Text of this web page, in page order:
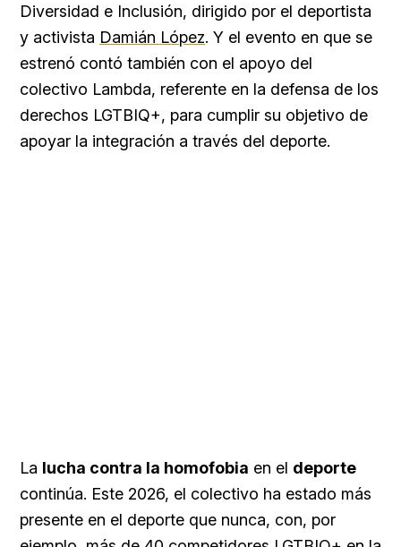
Diversidad e Inclusión, dirigido por el deportista
y activista Damián López. Y el evento en que se
estrenó contó también con el apoyo del
colectivo Lambda, referente en la defensa de los
derechos LGTBIQ+, para cumplir su objetivo de
apoyar la integración a través del deporte.
La lucha contra la homofobia en el deporte
continúa. Este 2026, el colectivo ha estado más
presente en el deporte que nunca, con, por